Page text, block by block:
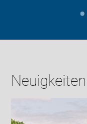
Neuigkeiten